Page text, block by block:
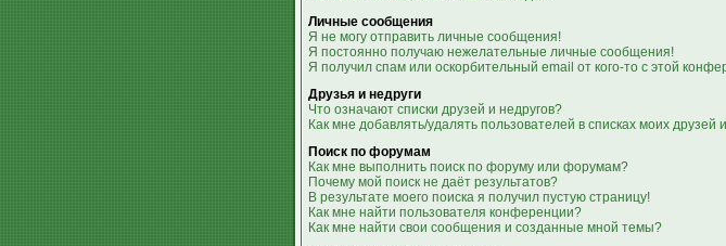
Личные сообщения
Я не могу отправить личные сообщения!
Я постоянно получаю нежелательные личные сообщения!
Я получил спам или оскорбительный email от кого-то с этой
Друзья и недруги
Что означают списки друзей и недругов?
Как мне добавлять/удалять пользователей в списках моих друзей
Поиск по форумам
Как мне выполнить поиск по форуму или форумам?
Почему мой поиск не даёт результатов?
В результате моего поиска я получил пустую страницу!
Как мне найти пользователя конференции?
Как мне найти свои сообщения и созданные мной темы?